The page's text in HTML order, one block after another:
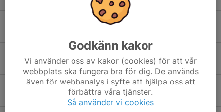
Värdegrundsambassadör - Värmdös viktigaste
27 dec 2023
Värmdö IF har sorg
17 apr 2023
Godkänn kakor
Vi använder oss av kakor (cookies) för att vår
webbplats ska fungera bra för dig. De används
även för webbanalys i syfte att hjälpa oss att
förbättra våra tjänster.
Så använder vi cookies